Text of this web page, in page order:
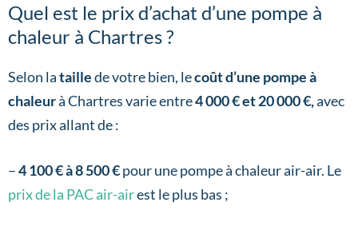
Quel est le prix d’achat d’une pompe à
chaleur à Chartres ?
Selon lataillede votre bien, lecoût d’une pompe à
chaleurà Chartres varie entre4 000 € et 20 000 €,avec
des prix allant de :
–4 100 € à 8 500 €pour une pompe à chaleur air-air. Le
prix de la PAC air-airest le plus bas ;